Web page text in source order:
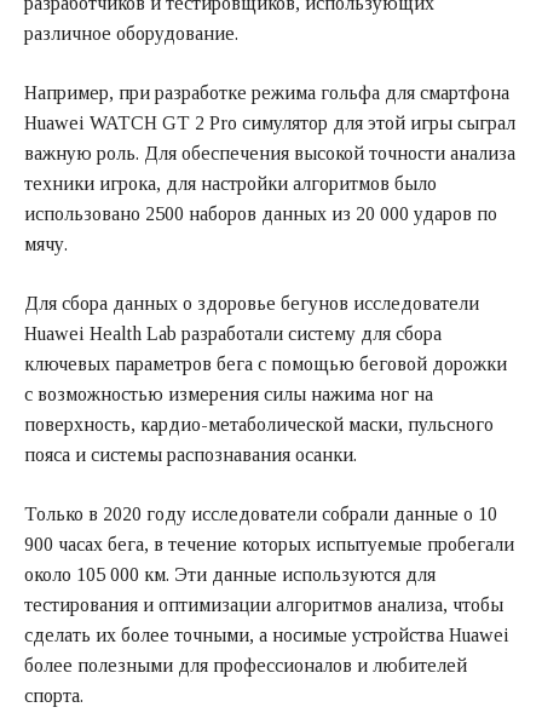
различное оборудование.
Например, при разработке режима гольфа для смартфона
Huawei WATCH GT 2 Pro симулятор для этой игры сыграл
важную роль. Для обеспечения высокой точности анализа
техники игрока, для настройки алгоритмов было
использовано 2500 наборов данных из 20 000 ударов по
мячу.
Для сбора данных о здоровье бегунов исследователи
Huawei Health Lab разработали систему для сбора
ключевых параметров бега с помощью беговой дорожки
с возможностью измерения силы нажима ног на
поверхность, кардио-метаболической маски, пульсного
пояса и системы распознавания осанки.
Только в 2020 году исследователи собрали данные о 10
900 часах бега, в течение которых испытуемые пробегали
около 105 000 км. Эти данные используются для
тестирования и оптимизации алгоритмов анализа, чтобы
сделать их более точными, а носимые устройства Huawei
более полезными для профессионалов и любителей
спорта.